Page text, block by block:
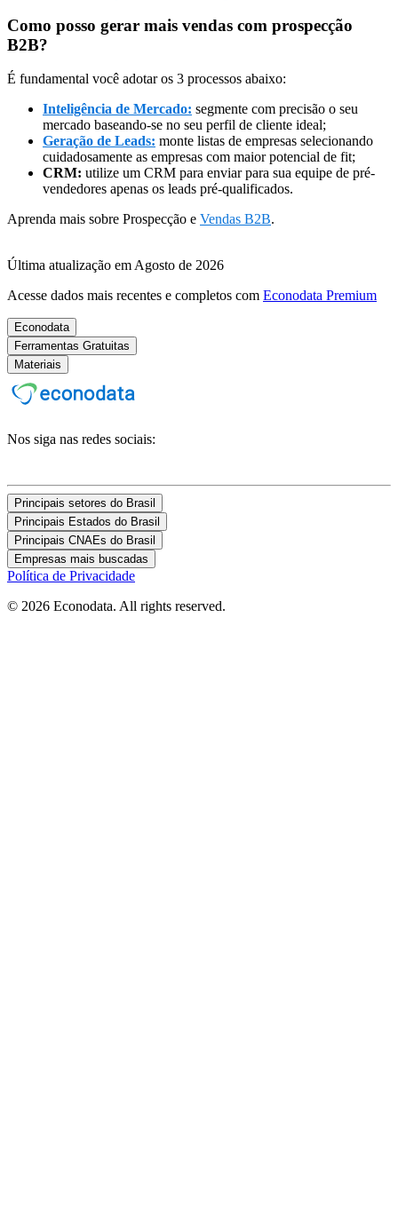
Como posso gerar mais vendas com prospecção
B2B?
É fundamental você adotar os 3 processos abaixo:
Inteligência de Mercado: segmente com precisão o seu
mercado baseando-se no seu perfil de cliente ideal;
Geração de Leads: monte listas de empresas selecionando
cuidadosamente as empresas com maior potencial de fit;
CRM: utilize um CRM para enviar para sua equipe de pré-
vendedores apenas os leads pré-qualificados.
Aprenda mais sobre Prospecção e Vendas B2B.
Última atualização em Agosto de 2026
Acesse dados mais recentes e completos com Econodata Premium
Econodata
Ferramentas Gratuitas
Materiais
Nos siga nas redes sociais:
Principais setores do Brasil
Principais Estados do Brasil
Principais CNAEs do Brasil
Empresas mais buscadas
Política de Privacidade
© 2026 Econodata. All rights reserved.